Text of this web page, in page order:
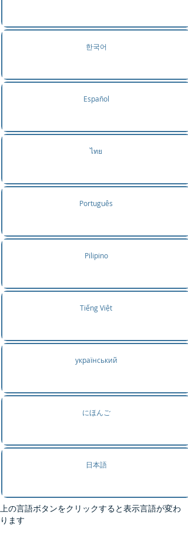
한국어
Español
ไทย
Português
Pilipino
Tiếng Việt
український
にほんご
日本語
上の言語ボタンをクリックすると表示言語が変わ
ります